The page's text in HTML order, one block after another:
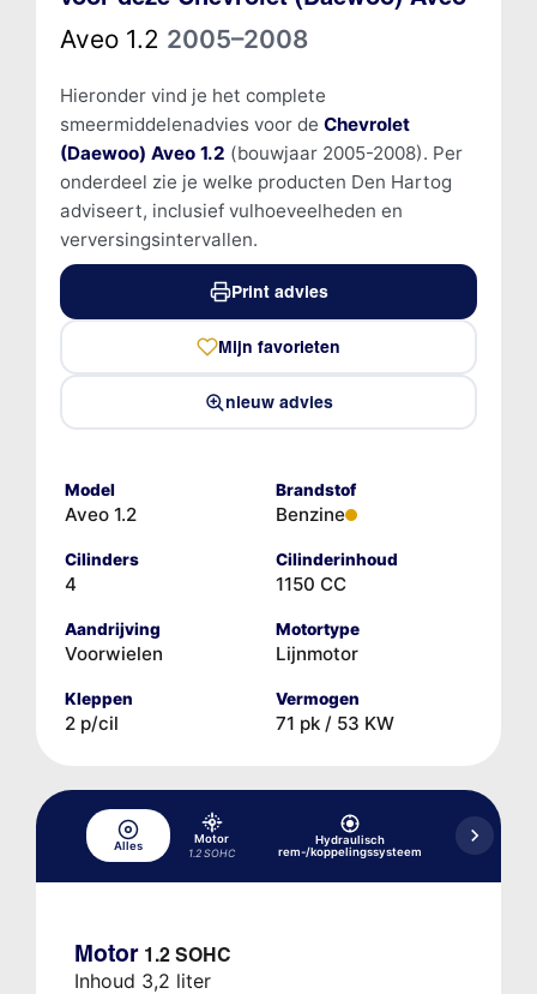
Aveo 1.2 2005–2008
Hieronder vind je het complete
smeermiddelenadvies voor de Chevrolet
(Daewoo) Aveo 1.2 (bouwjaar 2005-2008). Per
onderdeel zie je welke producten Den Hartog
adviseert, inclusief vulhoeveelheden en
verversingsintervallen.
Print advies
Mijn favorieten
nieuw advies
Model
Aveo 1.2
Brandstof
Benzine
Cilinders
4
Cilinderinhoud
1150 CC
Aandrijving
Voorwielen
Motortype
Lijnmotor
Kleppen
2 p/cil
Vermogen
71 pk / 53 KW
Alles
Motor
1.2 SOHC
Hydraulisch
rem-/koppelingssysteem
Koelsysteem
Motor 1.2 SOHC
Inhoud 3,2 liter